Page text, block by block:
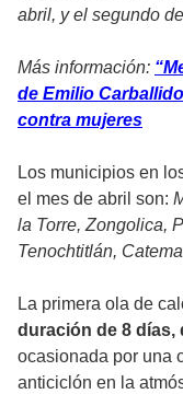
abril, y el segundo
Más información:
de Emilio
contra mujeres
Los municipios en
el mes de abril son:
la Torre, Zongolica,
Tenochtitlán,
La primera ola de
duración de 8 días,
ocasionada por una
anticiclón en la